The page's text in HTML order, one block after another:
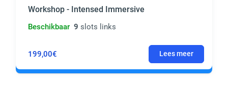
Workshop - Intensed Immersive
Beschikbaar 9 slots links
199,00€ Lees meer